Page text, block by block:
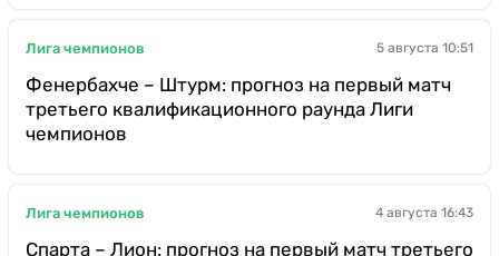
Лига чемпионов 5 августа 10:51
Фенербахче – Штурм: прогноз на первый матч
третьего квалификационного раунда Лиги
чемпионов
Лига чемпионов 4 августа 16:43
Спарта – Лион: прогноз на первый матч третьего